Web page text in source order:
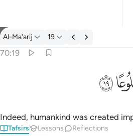
Tafsir: Al-Ma'arij 70:19
Al-Ma'arij 19
70:19
ﱯ
Indeed, humankind was created
Tafsirs Lessons Reflections